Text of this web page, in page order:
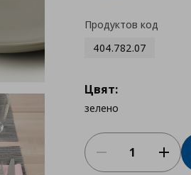
Продуктов код
404.782.07
Цвят:
зелено